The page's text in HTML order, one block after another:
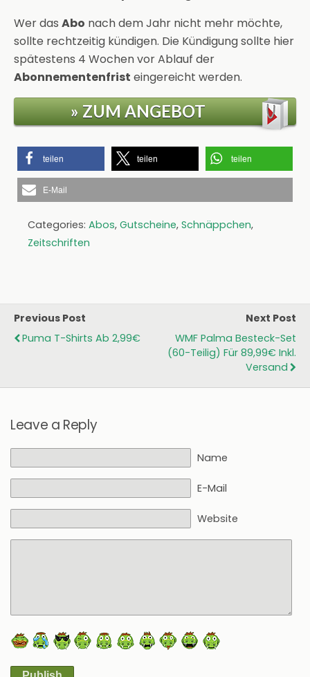
Wer das Abo nach dem Jahr nicht mehr möchte,
sollte rechtzeitig kündigen. Die Kündigung sollte hier
spätestens 4 Wochen vor Ablauf der
Abonnementenfrist eingereicht werden.
» ZUM ANGEBOT
teilen teilen teilen
E-Mail
Categories: Abos, Gutscheine, Schnäppchen,
Zeitschriften
Previous Post
Puma T-Shirts Ab 2,99€
Next Post
WMF Palma Besteck-Set
(60-Teilig) Für 89,99€ Inkl.
Versand
Leave a Reply
Name
E-Mail
Website